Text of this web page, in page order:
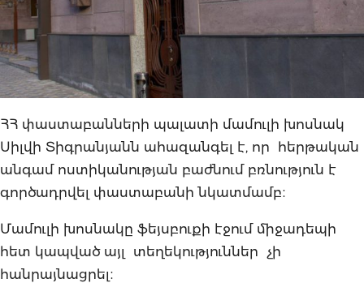
ՀՀ փաստաբանների պալատի մամուլի խոսնակ
Սիլվի Տիգրանյանն ահազանգել է, որ հերթական
անգամ ոստիկանության բաժնում բռնություն է
գործադրվել փաստաբանի նկատմամբ։
Մամուլի խոսնակը ֆեյսբուքի էջում միջադեպի
հետ կապված այլ տեղեկություններ չի
հանրայնացրել։